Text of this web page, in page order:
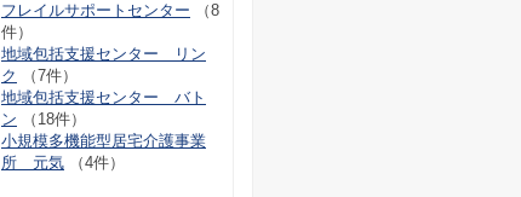
フレイルサポートセンター （8
件）
地域包括支援センター リン
ク
（7件）
地域包括支援センター バト
ン （18件）
小規模多機能型居宅介護事業
所 元気 （4件）